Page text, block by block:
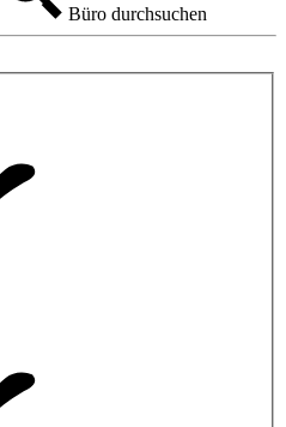
Büro durchsuchen